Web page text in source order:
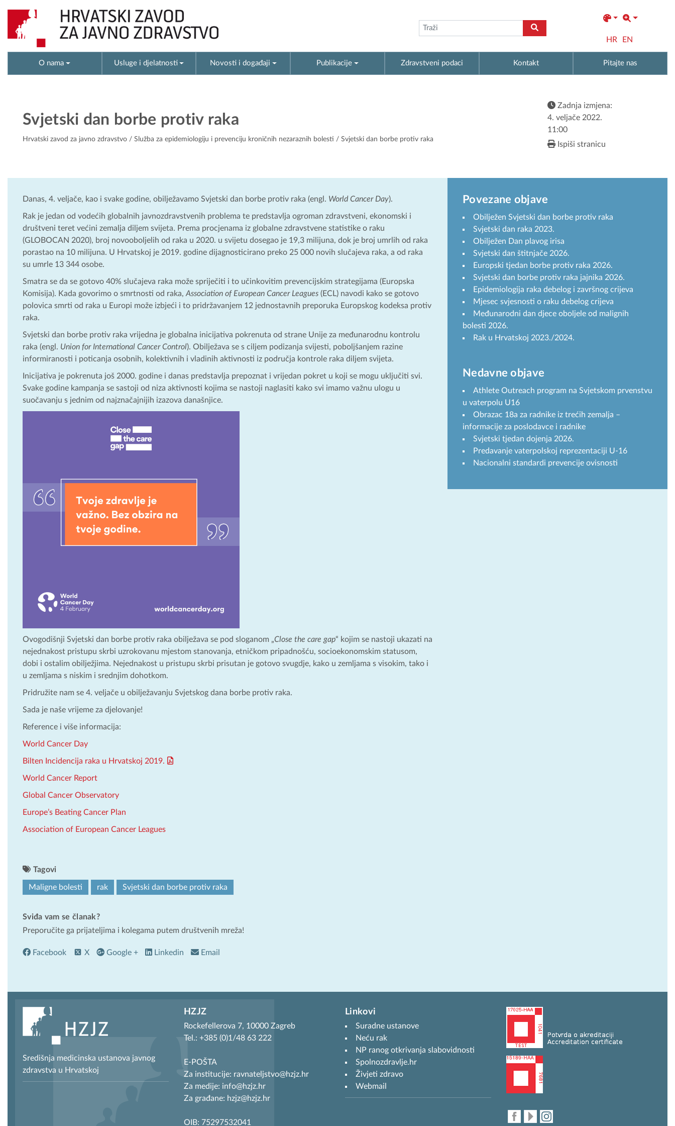
HR EN
O nama Usluge i djelatnosti Novosti i događaji Publikacije Zdravstveni podaci Kontakt Pitajte nas
Svjetski dan borbe protiv raka
Hrvatski zavod za javno zdravstvo / Služba za epidemiologiju i prevenciju kroničnih nezaraznih bolesti / Svjetski dan borbe protiv raka
Zadnja izmjena:
4. veljače 2022.
11:00
Ispiši stranicu
Danas, 4. veljače, kao i svake godine, obilježavamo Svjetski dan borbe protiv raka (engl. World Cancer Day).
Rak je jedan od vodećih globalnih javnozdravstvenih problema te predstavlja ogroman zdravstveni, ekonomski i
društveni teret većini zemalja diljem svijeta. Prema procjenama iz globalne zdravstvene statistike o raku
(GLOBOCAN 2020), broj novooboljelih od raka u 2020. u svijetu dosegao je 19,3 milijuna, dok je broj umrlih od raka
porastao na 10 milijuna. U Hrvatskoj je 2019. godine dijagnosticirano preko 25 000 novih slučajeva raka, a od raka
su umrle 13 344 osobe.
Smatra se da se gotovo 40% slučajeva raka može spriječiti i to učinkovitim prevencijskim strategijama (Europska
Komisija). Kada govorimo o smrtnosti od raka, Association of European Cancer Leagues (ECL) navodi kako se gotovo
polovica smrti od raka u Europi može izbjeći i to pridržavanjem 12 jednostavnih preporuka Europskog kodeksa protiv
raka.
Svjetski dan borbe protiv raka vrijedna je globalna inicijativa pokrenuta od strane Unije za međunarodnu kontrolu
raka (engl. Union for International Cancer Control). Obilježava se s ciljem podizanja svijesti, poboljšanjem razine
informiranosti i poticanja osobnih, kolektivnih i vladinih aktivnosti iz područja kontrole raka diljem svijeta.
Inicijativa je pokrenuta još 2000. godine i danas predstavlja prepoznat i vrijedan pokret u koji se mogu uključiti svi.
Svake godine kampanja se sastoji od niza aktivnosti kojima se nastoji naglasiti kako svi imamo važnu ulogu u
suočavanju s jednim od najznačajnijih izazova današnjice.
Ovogodišnji Svjetski dan borbe protiv raka obilježava se pod sloganom „Close the care gap“ kojim se nastoji ukazati na
nejednakost pristupu skrbi uzrokovanu mjestom stanovanja, etničkom pripadnošću, socioekonomskim statusom,
dobi i ostalim obilježjima. Nejednakost u pristupu skrbi prisutan je gotovo svugdje, kako u zemljama s visokim, tako i
u zemljama s niskim i srednjim dohotkom.
Pridružite nam se 4. veljače u obilježavanju Svjetskog dana borbe protiv raka.
Sada je naše vrijeme za djelovanje!
Reference i više informacija:
World Cancer Day
Bilten Incidencija raka u Hrvatskoj 2019.
World Cancer Report
Global Cancer Observatory
Europe’s Beating Cancer Plan
Association of European Cancer Leagues
Tagovi
Maligne bolesti rak Svjetski dan borbe protiv raka
Sviđa vam se članak?
Preporučite ga prijateljima i kolegama putem društvenih mreža!
Facebook X Google + Linkedin Email
Povezane objave
Obilježen Svjetski dan borbe protiv raka
Svjetski dan raka 2023.
Obilježen Dan plavog irisa
Svjetski dan štitnjače 2026.
Europski tjedan borbe protiv raka 2026.
Svjetski dan borbe protiv raka jajnika 2026.
Epidemiologija raka debelog i završnog crijeva
Mjesec svjesnosti o raku debelog crijeva
Međunarodni dan djece oboljele od malignih
bolesti 2026.
Rak u Hrvatskoj 2023./2024.
Nedavne objave
Athlete Outreach program na Svjetskom prvenstvu
u vaterpolu U16
Obrazac 18a za radnike iz trećih zemalja –
informacije za poslodavce i radnike
Svjetski tjedan dojenja 2026.
Predavanje vaterpolskoj reprezentaciji U-16
Nacionalni standardi prevencije ovisnosti
Središnja medicinska ustanova javnog
zdravstva u Hrvatskoj
HZJZ
Rockefellerova 7, 10000 Zagreb
Tel.: +385 (0)1/48 63 222
E-POŠTA
Za institucije: ravnateljstvo@hzjz.hr
Za medije: info@hzjz.hr
Za građane: hzjz@hzjz.hr
OIB: 75297532041
Linkovi
Suradne ustanove
Neću rak
NP ranog otkrivanja slabovidnosti
Spolnozdravlje.hr
Živjeti zdravo
Webmail